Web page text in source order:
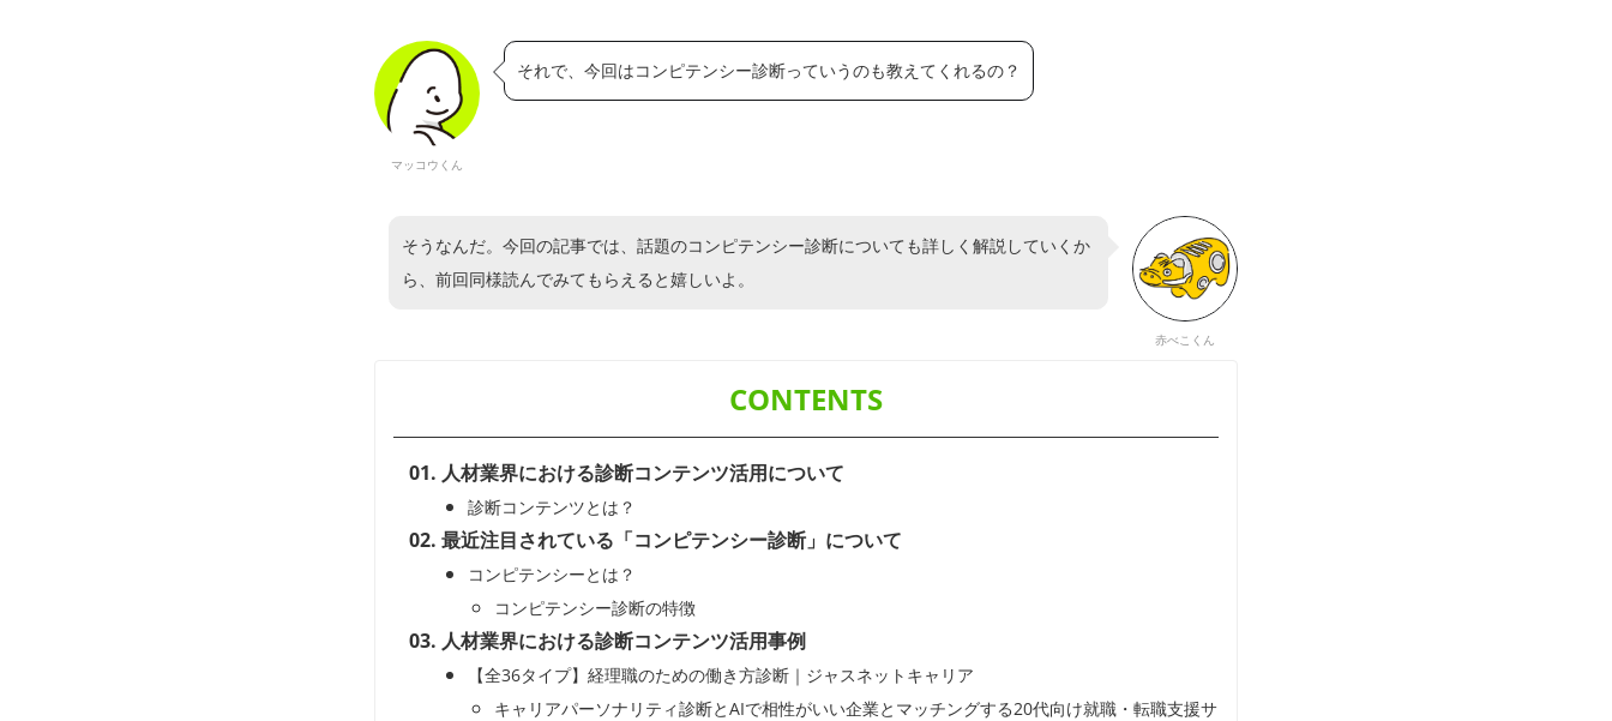
マッコウくん
それで、今回はコンピテンシー診断っていうのも教えてくれるの？
赤べこくん
そうなんだ。今回の記事では、話題のコンピテンシー診断についても詳しく解説していくか
ら、前回同様読んでみてもらえると嬉しいよ。
人材業界における診断コンテンツ活用について
診断コンテンツとは？
最近注目されている「コンピテンシー診断」について
コンピテンシーとは？
コンピテンシー診断の特徴
人材業界における診断コンテンツ活用事例
【全36タイプ】経理職のための働き方診断｜ジャスネットキャリア
キャリアパーソナリティ診断とAIで相性がいい企業とマッチングする20代向け就職・転職支援サ